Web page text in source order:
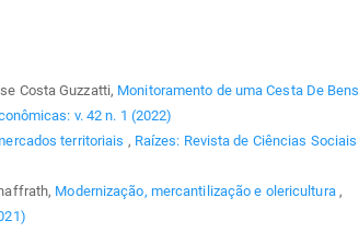
Costa Guzzatti, Monitoramento de uma Cesta De Bens
v. 42 n. 1 (2022)
territoriais , Raízes: Revista de Ciências Sociais
Modernização, mercantilização e olericultura ,